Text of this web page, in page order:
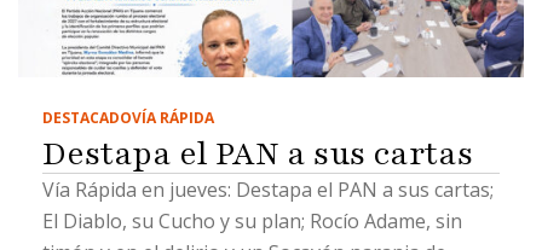
DESTACADOVÍA RÁPIDA
Destapa el PAN a sus cartas
Vía Rápida en jueves: Destapa el PAN a sus cartas;
El Diablo, su Cucho y su plan; Rocío Adame, sin